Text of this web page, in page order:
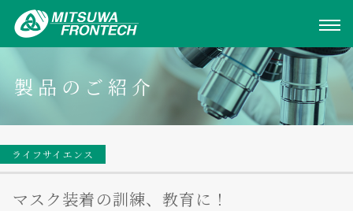
製品のご紹介
ライフサイエンス
マスク装着の訓練、教育に！